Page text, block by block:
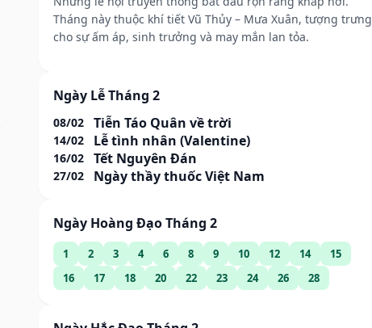
Tháng này thuộc khí tiết Vũ Thủy – Mưa Xuân, tượng trưng
cho sự ấm áp, sinh trưởng và may mắn lan tỏa.
Ngày Lễ Tháng 2
08/02 Tiễn Táo Quân về trời
14/02 Lễ tình nhân (Valentine)
16/02 Tết Nguyên Đán
27/02 Ngày thầy thuốc Việt Nam
Ngày Hoàng Đạo Tháng 2
1 2 3 4 6 8 9 10 12 14
15
16
17 18 20 22 23 24 26 28